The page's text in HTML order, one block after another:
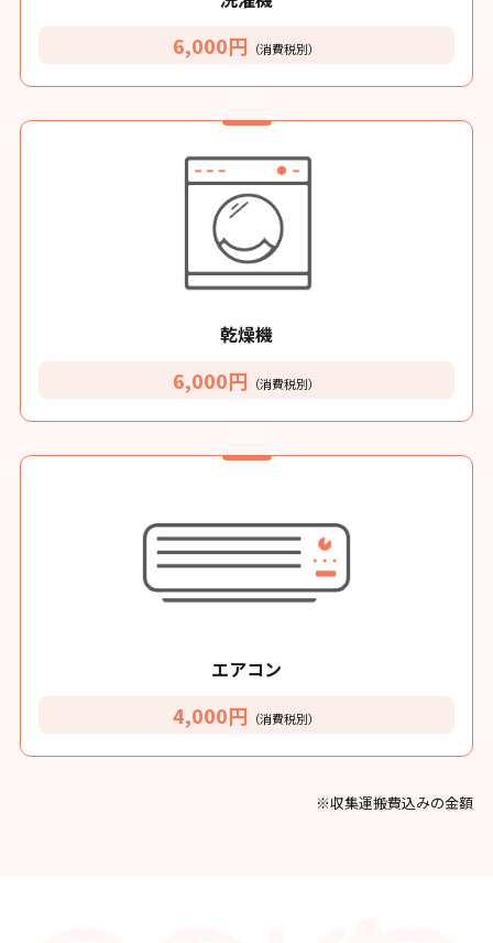
6,000円 （消費税別）
乾燥機
6,000円 （消費税別）
エアコン
4,000円 （消費税別）
※収集運搬費込みの金額